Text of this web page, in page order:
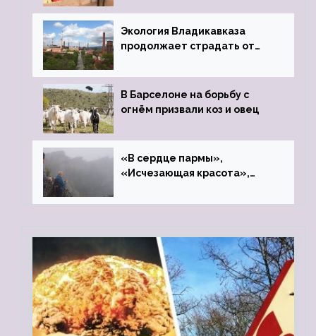
Экология Владикавказа
продолжает страдать от
В Барселоне на борьбу с
огнём призвали коз и овец
«В сердце пармы»,
«Исчезающая красота»,